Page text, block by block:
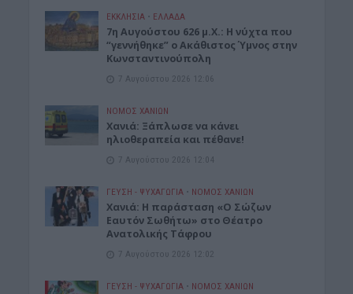
ΕΚΚΛΗΣΙΑ • ΕΛΛΑΔΑ
7η Αυγούστου 626 μ.Χ.: Η νύχτα που
“γεννήθηκε” ο Ακάθιστος Ύμνος στην
Κωνσταντινούπολη
7 Αυγούστου 2026 12:06
ΝΟΜΌΣ ΧΑΝΊΩΝ
Χανιά: Ξάπλωσε να κάνει
ηλιοθεραπεία και πέθανε!
7 Αυγούστου 2026 12:04
ΓΕΎΣΗ - ΨΥΧΑΓΩΓΊΑ • ΝΟΜΌΣ ΧΑΝΊΩΝ
Χανιά: Η παράσταση «Ο Σώζων
Εαυτόν Σωθήτω» στο Θέατρο
Ανατολικής Τάφρου
7 Αυγούστου 2026 12:02
ΓΕΎΣΗ - ΨΥΧΑΓΩΓΊΑ • ΝΟΜΌΣ ΧΑΝΊΩΝ